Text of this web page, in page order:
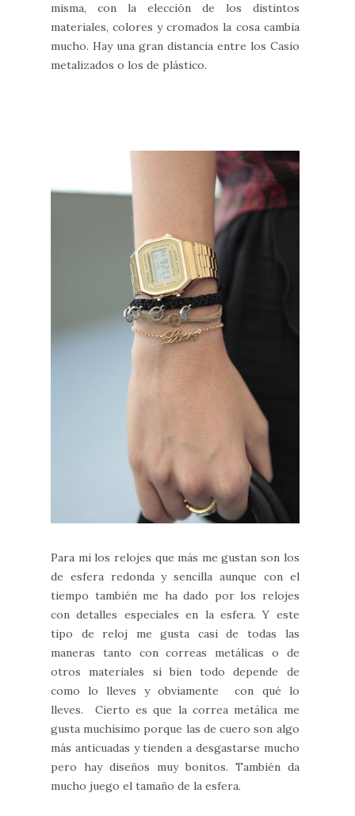
misma, con la elección de los distintos
materiales, colores y cromados la cosa cambia
mucho. Hay una gran distancia entre los Casio
metalizados o los de plástico.
Para mi los relojes que más me gustan son los
de esfera redonda y sencilla aunque con el
tiempo también me ha dado por los relojes
con detalles especiales en la esfera. Y este
tipo de reloj me gusta casi de todas las
maneras tanto con correas metálicas o de
otros materiales si bien todo depende de
como lo lleves y obviamente con qué lo
lleves. Cierto es que la correa metálica me
gusta muchísimo porque las de cuero son algo
más anticuadas y tienden a desgastarse mucho
pero hay diseños muy bonitos. También da
mucho juego el tamaño de la esfera.